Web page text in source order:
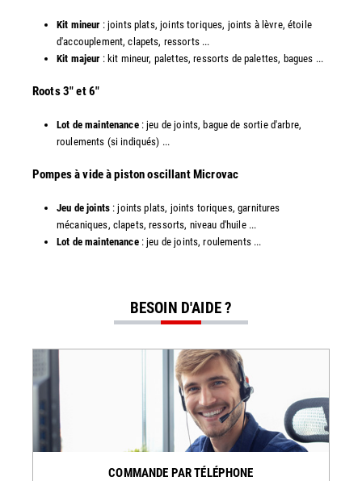
Kit mineur : joints plats, joints toriques, joints à lèvre, étoile
d'accouplement, clapets, ressorts ...
Kit majeur : kit mineur, palettes, ressorts de palettes, bagues ...
​Roots 3" et 6"
Lot de maintenance: jeu de joints, bague de sortie d'arbre,
roulements (si indiqués) ...
​​Pompes à vide à piston oscillant Microvac
Jeu de joints: joints plats, joints toriques, garnitures
mécaniques, clapets, ressorts, niveau d'huile ...
Lot de maintenance: jeu de joints, roulements ...
BESOIN D'AIDE ?
COMMANDE PAR TÉLÉPHONE